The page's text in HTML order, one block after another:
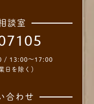
談室
/ 13:00～17:00
日を除く）
合わせ